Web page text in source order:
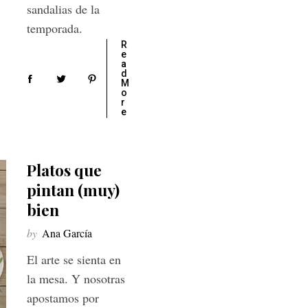
sandalias de la
temporada.
R
e
a
d
M
o
r
e
Platos que
pintan (muy)
bien
by Ana García
El arte se sienta en
la mesa. Y nosotras
apostamos por